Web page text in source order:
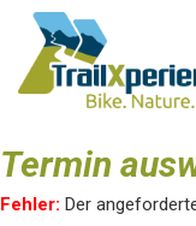
Termin
Fehler: Der